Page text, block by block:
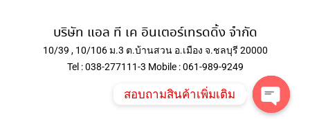
บริษัท แอล ที เค อินเตอร์เทรดดิ้ง จำกัด
10/39 , 10/106 ม.3 ต.บ้านสวน อ.เมือง จ.ชลบุรี 20000
Tel : 038-277111-3 Mobile : 061-989-9249
สอบถามสินค้าเพิ่มเติม
Open